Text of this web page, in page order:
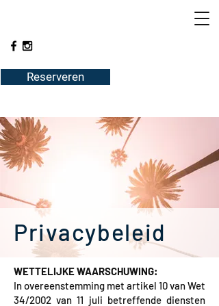
Reserveren
Privacybeleid
WETTELIJKE WAARSCHUWING:
In overeenstemming met artikel 10 van Wet
34/2002 van 11 juli betreffende diensten